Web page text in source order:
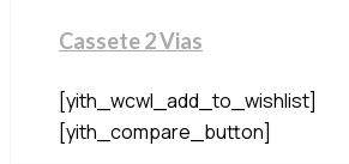
Cassete 2 Vias
[yith_wcwl_add_to_wishlist]
[yith_compare_button]